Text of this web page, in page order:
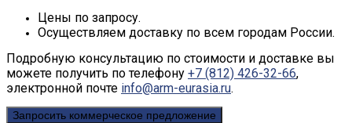
Цены по запросу.
Осуществляем доставку по всем городам России.
Подробную консультацию по стоимости и доставке вы
можете получить по телефону +7 (812) 426-32-66,
электронной почте info@arm-eurasia.ru.
Запросить коммерческое предложение